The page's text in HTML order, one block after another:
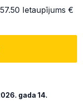
Ietaupījums €
gada 14.